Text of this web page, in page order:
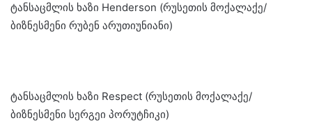
ტანსაცმლის ხაზი Henderson (რუსეთის მოქალაქე/
ბიზნესმენი რუბენ არუთიუნიანი)
ტანსაცმლის ხაზი Respect (რუსეთის მოქალაქე/
ბიზნესმენი სერგეი პორუტჩიკი)